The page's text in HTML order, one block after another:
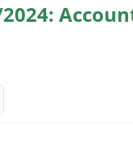
2024: